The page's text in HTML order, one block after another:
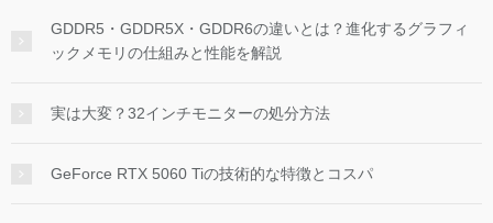
GDDR5・GDDR5X・GDDR6の違いとは？進化するグラフィ
ックメモリの仕組みと性能を解説
実は大変？32インチモニターの処分方法
GeForce RTX 5060 Tiの技術的な特徴とコスパ